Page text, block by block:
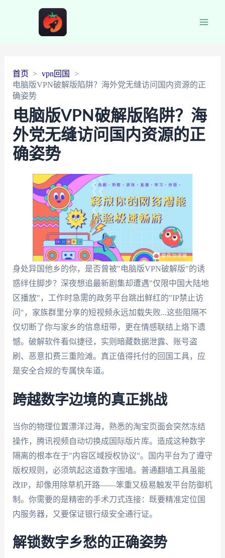
首页
vpn回国
电脑版VPN破解版陷阱？海外党无缝访问国内资源的正
确姿势
电脑版VPN破解版陷阱？海
外党无缝访问国内资源的正
确姿势
身处异国他乡的你，是否曾被"电脑版VPN破解版"的诱
惑绊住脚步？深夜想追最新剧集却遭遇"仅限中国大陆地
区播放"，工作时急需的政务平台跳出鲜红的"IP禁止访
问"，家族群里分享的短视频永远加载失败...这些阻隔不
仅切断了你与家乡的信息纽带，更在情感联结上烙下遗
憾。破解软件看似捷径，实则暗藏数据泄露、账号盗
刷、恶意扣费三重险滩。真正值得托付的回国工具，应
是安全合规的专属快车道。
跨越数字边境的真正挑战
当你的物理位置漂洋过海，熟悉的淘宝页面会突然冻结
操作，腾讯视频自动切换成国际版片库。造成这种数字
隔离的根本在于"内容区域授权协议"。国内平台为了遵守
版权规则，必须筑起这道数字围墙。普通翻墙工具虽能
改IP，却像用除草机开路——笨重又极易触发平台防御机
制。你需要的是精密的手术刀式连接：既要精准定位国
内服务器，又要保证银行级安全通行证。
解锁数字乡愁的正确姿势